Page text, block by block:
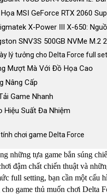
MSI GeForce RTX 2060
X-Power III X-650:
SNV3S 500GB NVMe
lý tưởng cho Delta Force full
Mượt Mà Với Đồ Họa Cao
Nâng Cấp
Game Nhanh
Hiệu Suất Đa Nhiệm
chơi game Delta Force
những tựa game bắn súng
đậm chất chiến thuật và
full setting, bạn cần một
game thủ muốn chơi Delta